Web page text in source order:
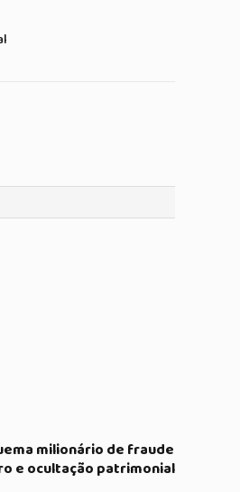
milionário de fraude
e ocultação patrimonial